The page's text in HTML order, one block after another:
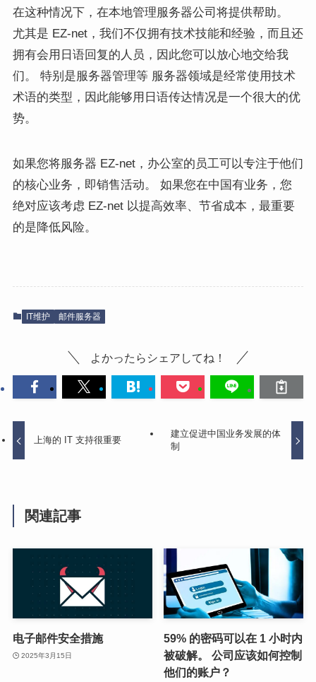
在这种情况下，在本地管理服务器公司将提供帮助。
尤其是 EZ-net，我们不仅拥有技术技能和经验，而且还
拥有会用日语回复的人员，因此您可以放心地交给我
们。 特别是服务器管理等 服务器领域是经常使用技术
术语的类型，因此能够用日语传达情况是一个很大的优
势。
如果您将服务器 EZ-net，办公室的员工可以专注于他们
的核心业务，即销售活动。 如果您在中国有业务，您
绝对应该考虑 EZ-net 以提高效率、节省成本，最重要
的是降低风险。
IT维护 邮件服务器
よかったらシェアしてね！
上海的 IT 支持很重要
建立促进中国业务发展的体
制
関連記事
电子邮件安全措施
2025年3月15日
59% 的密码可以在 1 小时内
被破解。 公司应该如何控制
他们的账户？